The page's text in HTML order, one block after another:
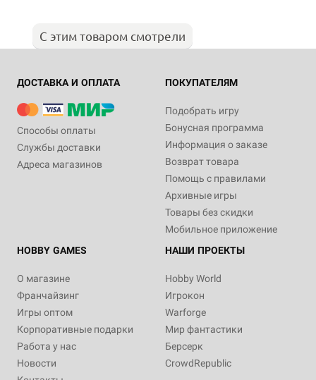
С этим товаром смотрели
ДОСТАВКА И ОПЛАТА
Способы оплаты
Службы доставки
Адреса магазинов
ПОКУПАТЕЛЯМ
Подобрать игру
Бонусная программа
Информация о заказе
Возврат товара
Помощь с правилами
Архивные игры
Товары без скидки
Мобильное приложение
HOBBY GAMES
О магазине
Франчайзинг
Игры оптом
Корпоративные подарки
Работа у нас
Новости
НАШИ ПРОЕКТЫ
Hobby World
Игрокон
Warforge
Мир фантастики
Берсерк
CrowdRepublic